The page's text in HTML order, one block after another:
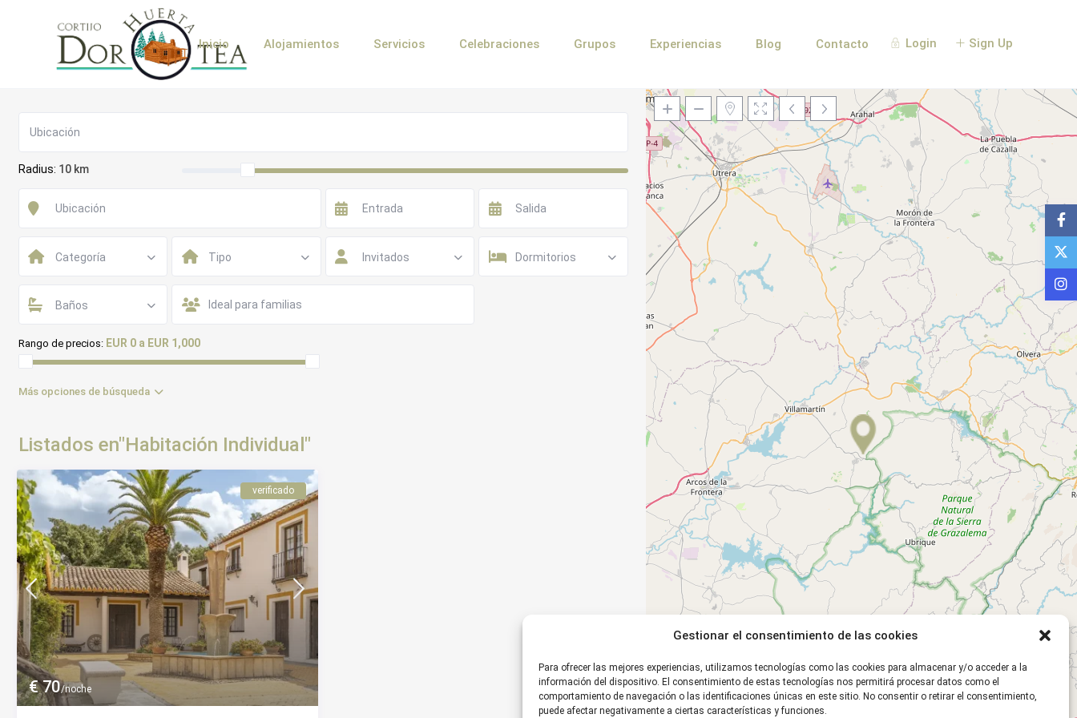
Gestionar el consentimiento de las cookies
Para ofrecer las mejores experiencias, utilizamos tecnologías como las cookies para almacenar y/o acceder a la
información del dispositivo. El consentimiento de estas tecnologías nos permitirá procesar datos como el
comportamiento de navegación o las identificaciones únicas en este sitio. No consentir o retirar el consentimiento,
puede afectar negativamente a ciertas características y funciones.
Login Sign Up
Inicio Alojamientos Servicios Celebraciones Grupos Experiencias Blog Contacto
Loading Maps
Radius: 10 km
Categoría Tipo Invitados Dormitorios
Baños
Rango de precios: EUR 0 a EUR 1,000
Más opciones de búsqueda
Listados en"Habitación Individual"
€ 70/noche
verificado